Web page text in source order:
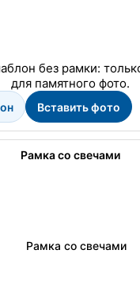
без рамки:
для памятного фото.
Вставить фото
Рамка со свечами